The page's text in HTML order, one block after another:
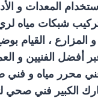
المعدات و
شبكات مياه
المزارع ، القيام
أفضل الفنيين و
فني محرر مياه و
الكبير فني صحي